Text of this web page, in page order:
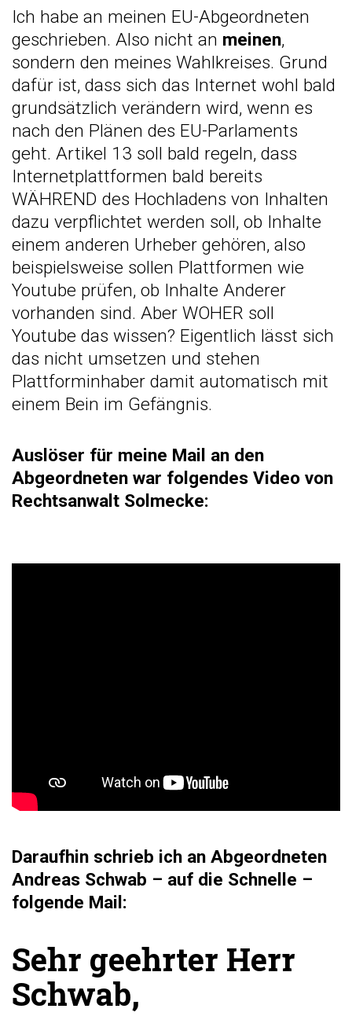
Ich habe an meinen EU-Abgeordneten
geschrieben. Also nicht an meinen,
sondern den meines Wahlkreises. Grund
dafür ist, dass sich das Internet wohl bald
grundsätzlich verändern wird, wenn es
nach den Plänen des EU-Parlaments
geht. Artikel 13 soll bald regeln, dass
Internetplattformen bald bereits
WÄHREND des Hochladens von Inhalten
dazu verpflichtet werden soll, ob Inhalte
einem anderen Urheber gehören, also
beispielsweise sollen Plattformen wie
Youtube prüfen, ob Inhalte Anderer
vorhanden sind. Aber WOHER soll
Youtube das wissen? Eigentlich lässt sich
das nicht umsetzen und stehen
Plattforminhaber damit automatisch mit
einem Bein im Gefängnis.
Auslöser für meine Mail an den
Abgeordneten war folgendes Video von
Rechtsanwalt Solmecke:
Daraufhin schrieb ich an Abgeordneten
Andreas Schwab – auf die Schnelle –
folgende Mail:
Sehr geehrter Herr
Schwab,